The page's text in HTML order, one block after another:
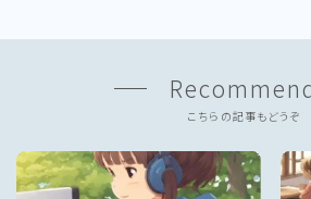
こちらの記事もどうぞ